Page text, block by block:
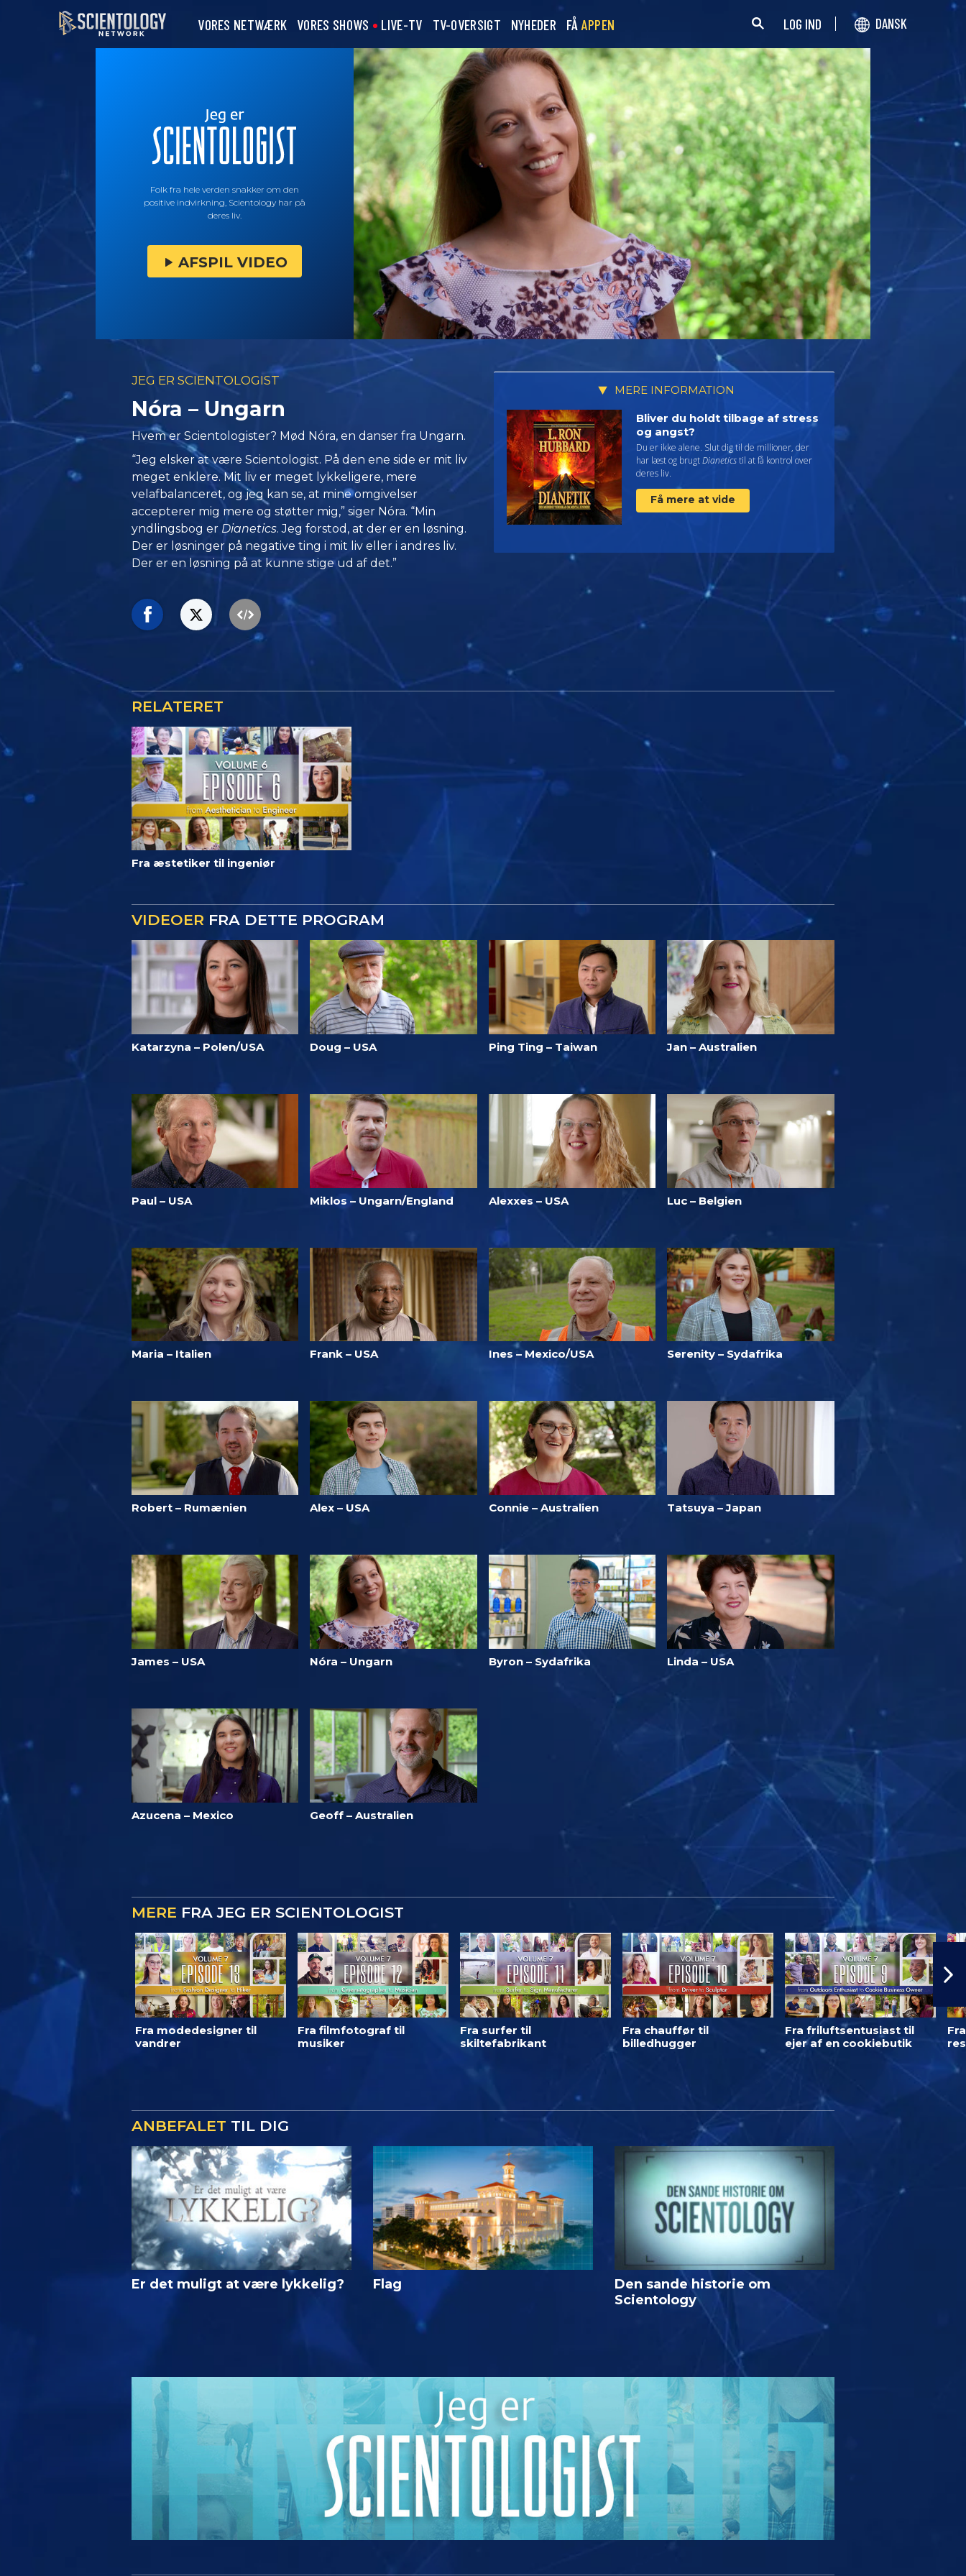
VORES NETWÆRK VORES SHOWS LIVE-TV TV-OVERSIGT NYHEDER FÅ APPEN LOG IND DANSK
Folk fra hele verden snakker om den
positive indvirkning, Scientology har på
deres liv.
AFSPIL VIDEO
JEG ER SCIENTOLOGIST
Nóra – Ungarn
Hvem er Scientologister? Mød Nóra, en danser fra Ungarn.
“Jeg elsker at være Scientologist. På den ene side er mit liv
meget enklere. Mit liv er meget lykkeligere, mere
velafbalanceret, og jeg kan se, at mine omgivelser
accepterer mig mere og støtter mig,” siger Nóra. “Min
yndlingsbog er Dianetics. Jeg forstod, at der er en løsning.
Der er løsninger på negative ting i mit liv eller i andres liv.
Der er en løsning på at kunne stige ud af det.”
MERE INFORMATION
Bliver du holdt tilbage af stress
og angst?
Du er ikke alene. Slut dig til de millioner, der
har læst og brugtDianeticstil at få kontrol over
deres liv.
Få mere at vide
RELATERET
Fra æstetiker til ingeniør
VIDEOER FRA DETTE PROGRAM
Katarzyna – Polen/USA Doug – USA Ping Ting – Taiwan Jan – Australien
Paul – USA Miklos – Ungarn/England Alexxes – USA Luc – Belgien
Maria – Italien Frank – USA Ines – Mexico/USA Serenity – Sydafrika
Robert – Rumænien Alex – USA Connie – Australien Tatsuya – Japan
James – USA Nóra – Ungarn Byron – Sydafrika Linda – USA
Azucena – Mexico Geoff – Australien
MERE FRA JEG ER SCIENTOLOGIST
Fra modedesigner til
vandrer
Fra filmfotograf til
musiker
Fra surfer til
skiltefabrikant
Fra chauffør til
billedhugger
Fra friluftsentusiast til
ejer af en cookiebutik
ANBEFALET TIL DIG
Er det muligt at være lykkelig? Flag
Den sande historie om
Scientology